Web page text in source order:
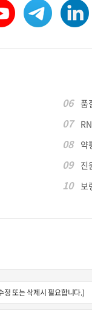
06 품
07
08 약
09 진
10 보
안현